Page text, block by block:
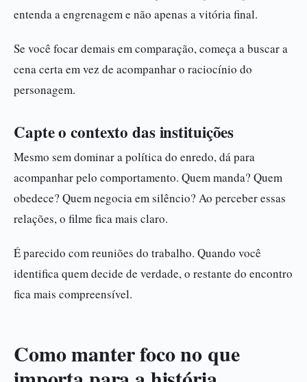
entenda a engrenagem e não apenas a vitória final.
Se você focar demais em comparação, começa a buscar a
cena certa em vez de acompanhar o raciocínio do
personagem.
Capte o contexto das instituições
Mesmo sem dominar a política do enredo, dá para
acompanhar pelo comportamento. Quem manda? Quem
obedece? Quem negocia em silêncio? Ao perceber essas
relações, o filme fica mais claro.
É parecido com reuniões do trabalho. Quando você
identifica quem decide de verdade, o restante do encontro
fica mais compreensível.
Como manter foco no que